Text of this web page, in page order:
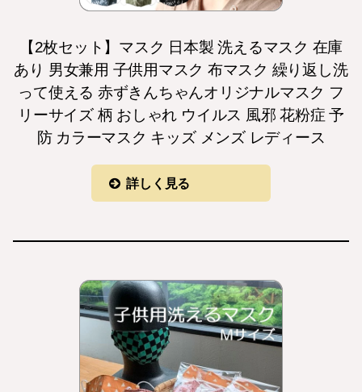
【2枚セット】マスク 日本製 洗えるマスク 在庫
あり 男女兼用 子供用マスク 布マスク 繰り返し洗
って使える 赤ずきんちゃんオリジナルマスク フ
リーサイズ 柄 おしゃれ ウイルス 風邪 花粉症 予
防 カラーマスク キッズ メンズ レディース
詳しく見る